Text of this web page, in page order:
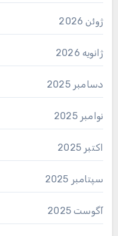
ژوئن 2026
ژانویه 2026
دسامبر 2025
نوامبر 2025
اکتبر 2025
سپتامبر 2025
آگوست 2025